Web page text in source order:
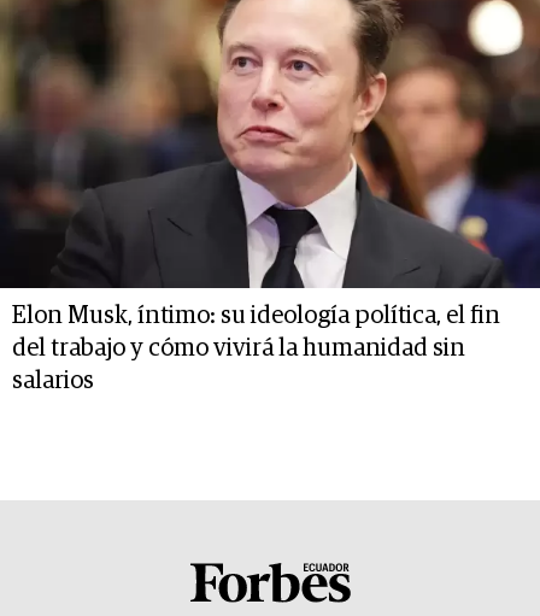
Elon Musk, íntimo: su ideología política, el fin
del trabajo y cómo vivirá la humanidad sin
salarios